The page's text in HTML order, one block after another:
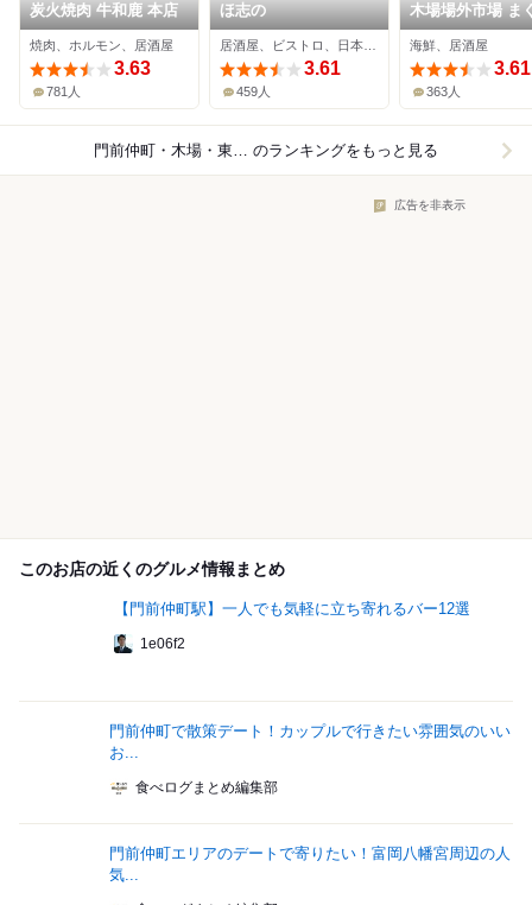
炭火焼肉 牛和鹿 本店
焼肉、ホルモン、居酒屋
3.63
781人
ほ志の
3.61
459人
木場場外市場 ま
祭
海鮮、居酒屋
3.61
363人
門前仲町・木場・東陽町×居酒屋 のランキングをもっと見る
広告を非表示
このお店の近くのグルメ情報まとめ
【門前仲町駅】一人でも気軽に立ち寄れるバー12選
1e06f2
門前仲町で散策デート！カップルで行きたい雰囲気のいい
お...
食べログまとめ編集部
門前仲町エリアのデートで寄りたい！富岡八幡宮周辺の人
気...